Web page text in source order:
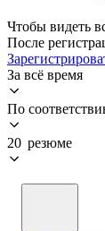
Чтобы видеть
После
За всё время
По
20 резюме